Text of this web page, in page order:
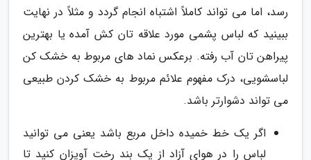
رسد، اما می تواند کاملاً اشتباه انجام گردد و مثلاً در نهایت
ببینید که لباس پشمی مورد علاقه تان کش آمده یا بهترین
پیراهن تان آب رفته. برعکس نماد های مربوط به خشک کن
لباسشویی، درک مفهوم علائم مربوط به خشک کردن طبیعی
می تواند دشوارتر باشد.
اگر یک خط خمیده داخل مربع باشد یعنی می توانید
لباس را در هوای آزاد از یک بند رخت آویزان کنید تا